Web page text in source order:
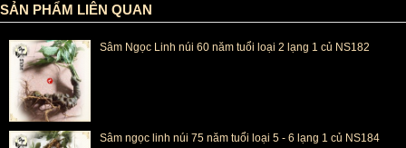
SẢN PHẨM LIÊN QUAN
Sâm Ngọc Linh núi 60 năm tuổi loại 2 lạng 1 củ NS182
Sâm ngọc linh núi 75 năm tuổi loại 5 - 6 lạng 1 củ NS184